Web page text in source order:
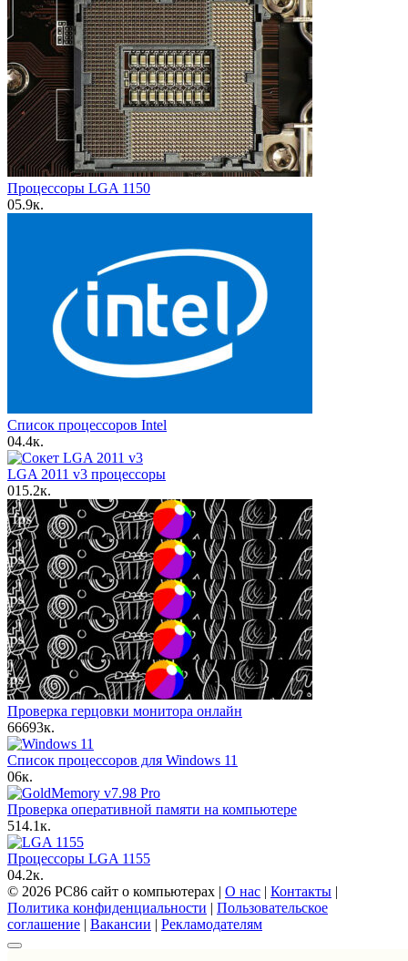
Процессоры LGA 1150
05.9к.
Список процессоров Intel
04.4к.
LGA 2011 v3 процессоры
015.2к.
Проверка герцовки монитора онлайн
66693к.
Список процессоров для Windows 11
06к.
Проверка оперативной памяти на компьютере
514.1к.
Процессоры LGA 1155
04.2к.
© 2026 PC86 сайт о компьютерах | О нас | Контакты |
Политика конфиденциальности | Пользовательское
соглашение | Вакансии | Рекламодателям